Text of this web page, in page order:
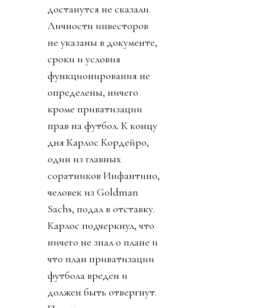
достанутся не сказали.
Личности инвесторов
не указаны в документе,
сроки и условия
функционирования не
определены, ничего
кроме приватизации
прав на футбол. К концу
дня Карлос Кордейро,
один из главных
соратников Инфантино,
человек из Goldman
Sachs, подал в отставку.
Карлос подчеркнул, что
ничего не знал о плане и
что план приватизации
футбола вреден и
должен быть отвергнут.